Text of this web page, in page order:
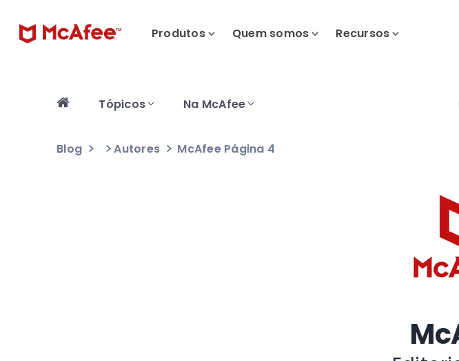
Produtos Quem somos Recursos
Tópicos Na McAfee
Blog Autores McAfee Página 4